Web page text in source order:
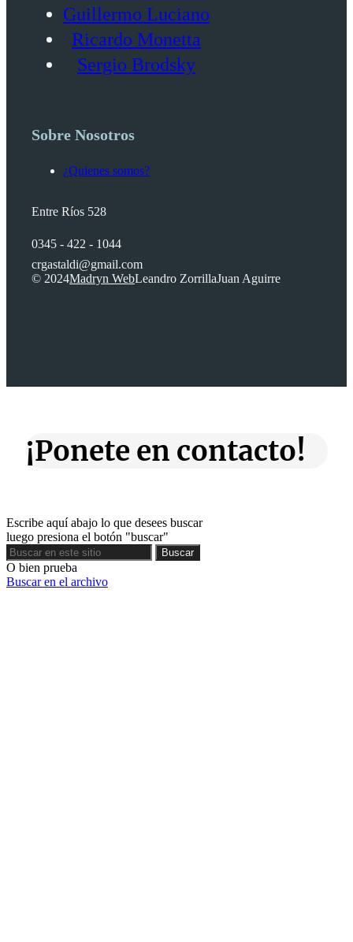
Guillermo Luciano
Ricardo Monetta
Sergio Brodsky
Sobre Nosotros
¿Quienes somos?
Entre Ríos 528
0345 - 422 - 1044
crgastaldi@gmail.com
© 2024Madryn WebLeandro ZorrillaJuan Aguirre
¡Ponete en contacto!
Escribe aquí abajo lo que desees buscar
luego presiona el botón "buscar"
Buscar
Buscar
O bien prueba
Buscar en el archivo